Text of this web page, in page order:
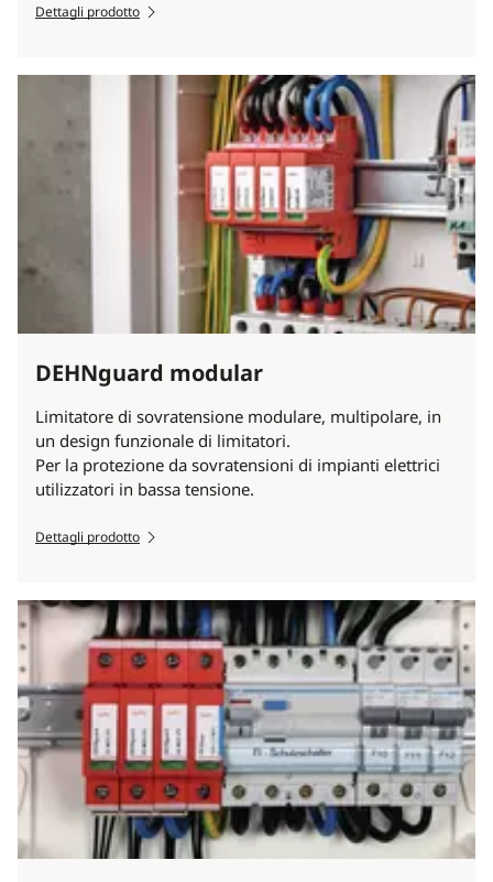
Dettagli prodotto
DEHNguard modular
Limitatore di sovratensione modulare, multipolare, in
un design funzionale di limitatori.
Per la protezione da sovratensioni di impianti elettrici
utilizzatori in bassa tensione.
Dettagli prodotto